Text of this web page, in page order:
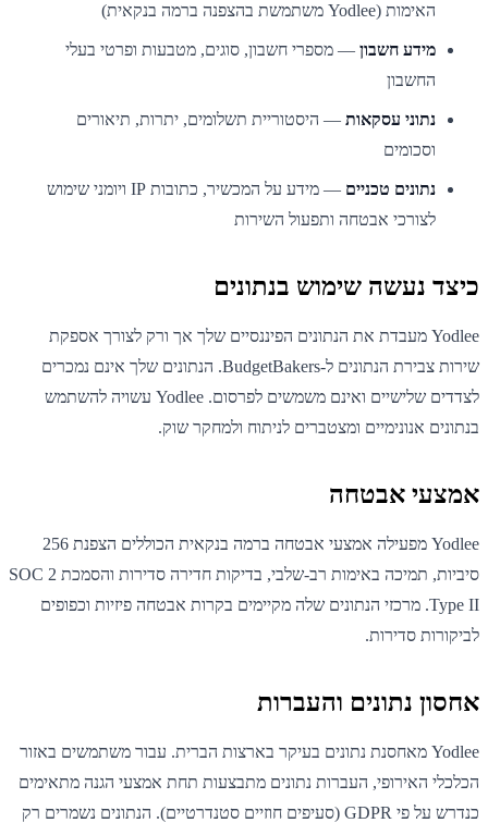
האימות (Yodlee משתמשת בהצפנה ברמה בנקאית)
מידע חשבון — מספרי חשבון, סוגים, מטבעות ופרטי בעלי
החשבון
נתוני עסקאות — היסטוריית תשלומים, יתרות, תיאורים
וסכומים
נתונים טכניים
— מידע על המכשיר, כתובות IP ויומני שימוש
לצורכי אבטחה ותפעול השירות
כיצד נעשה שימוש בנתונים
Yodlee מעבדת את הנתונים הפיננסיים שלך אך ורק לצורך אספקת
שירות צבירת הנתונים ל-BudgetBakers. הנתונים שלך אינם נמכרים
לצדדים שלישיים ואינם משמשים לפרסום. Yodlee עשויה להשתמש
בנתונים אנונימיים ומצטברים לניתוח ולמחקר שוק.
אמצעי אבטחה
Yodlee מפעילה אמצעי אבטחה ברמה בנקאית הכוללים הצפנת 256
סיביות, תמיכה באימות רב-שלבי, בדיקות חדירה סדירות והסמכת SOC 2
Type II. מרכזי הנתונים שלה מקיימים בקרות אבטחה פיזיות וכפופים
לביקורות סדירות.
אחסון נתונים והעברות
Yodlee מאחסנת נתונים בעיקר בארצות הברית. עבור משתמשים באזור
הכלכלי האירופי, העברות נתונים מתבצעות תחת אמצעי הגנה מתאימים
כנדרש על פי GDPR (סעיפים חוזיים סטנדרטיים). הנתונים נשמרים רק